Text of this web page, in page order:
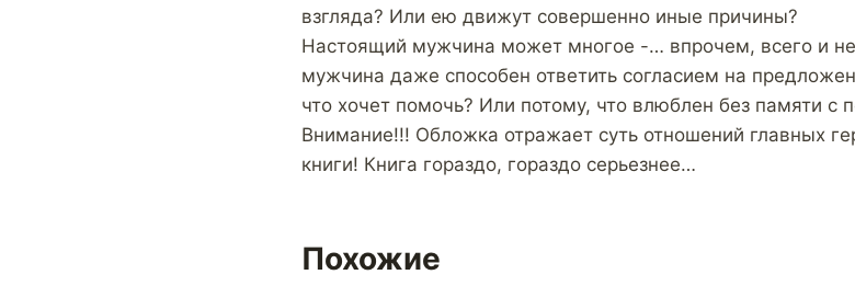
взгляда? Или ею движут совершенно иные причины?
Настоящий мужчина может многое -… впрочем, всего и
мужчина даже способен ответить согласием на
что хочет помочь? Или потому, что влюблен без памяти с
Внимание!!! Обложка отражает суть отношений главных
книги! Книга гораздо, гораздо серьезнее…
Похожие